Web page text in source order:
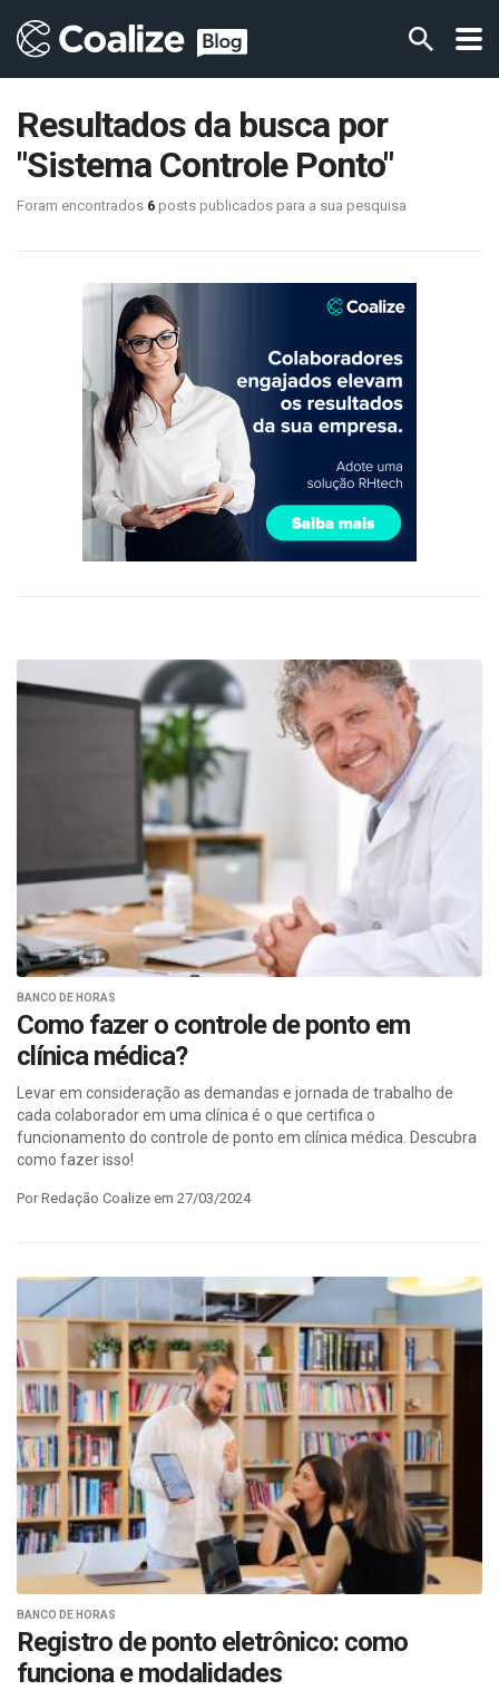
Resultados da busca por
"Sistema Controle Ponto"
Foram encontrados 6 posts publicados para a sua pesquisa
BANCO DE HORAS
Como fazer o controle de ponto em
clínica médica?
Levar em consideração as demandas e jornada de trabalho de
cada colaborador em uma clínica é o que certifica o
funcionamento do controle de ponto em clínica médica. Descubra
como fazer isso!
Por Redação Coalize em 27/03/2024
BANCO DE HORAS
Registro de ponto eletrônico: como
funciona e modalidades